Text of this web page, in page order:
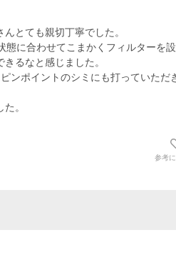
とても親切丁寧でした。
態に合わせてこまかくフィルターを
るなと感じました。
ンポイントのシミにも打っていただ
。
参考